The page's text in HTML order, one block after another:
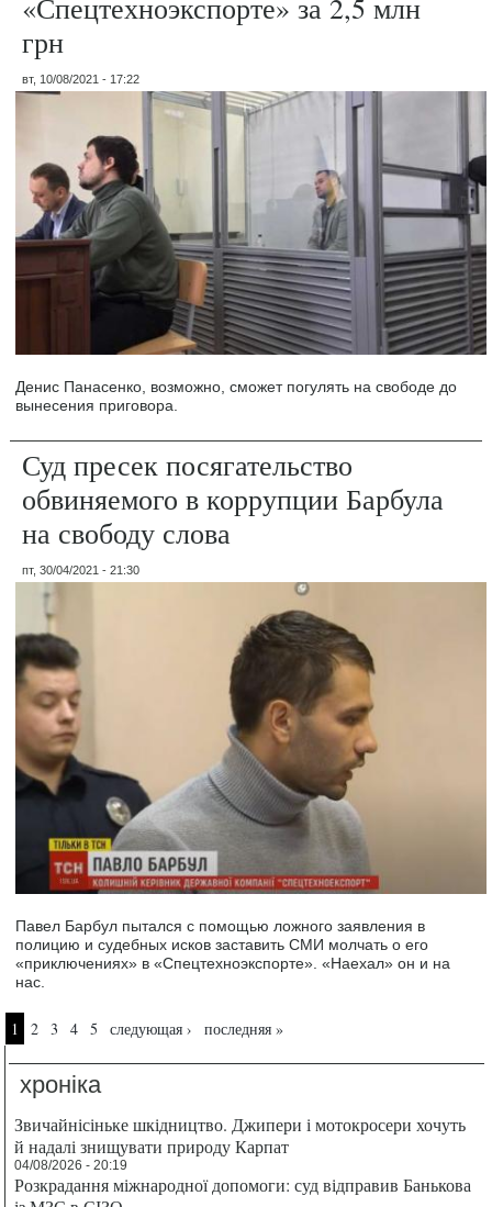
грн
вт, 10/08/2021 - 17:22
Денис Панасенко, возможно, сможет погулять на свободе до
вынесения приговора.
Суд пресек посягательство
обвиняемого в коррупции Барбула
на свободу слова
пт, 30/04/2021 - 21:30
Павел Барбул пытался с помощью ложного заявления в
полицию и судебных исков заставить СМИ молчать о его
«приключениях» в «Спецтехноэкспорте». «Наехал» он и на
нас.
Страницы
1 2 3 4 5 следующая › последняя »
хроніка
Звичайнісіньке шкідництво. Джипери і мотокросери хочуть
й надалі знищувати природу Карпат
04/08/2026 - 20:19
Розкрадання міжнародної допомоги: суд відправив Банькова